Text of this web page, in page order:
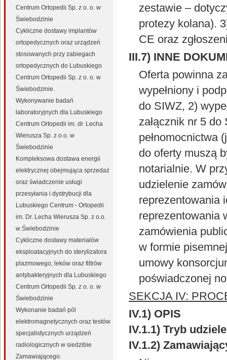
zestawie –
protezy kolana).
CE oraz
III.7) INNE
Oferta powinna
wypełniony i
do SIWZ, 2)
załącznik nr 5
pełnomocnictwa
do oferty muszą
notarialnie. W
udzielenie
reprezentowania
reprezentowania
zamówienia
w formie
umowy
poświadczonej
SEKCJA IV:
IV.1) OPIS
IV.1.1) Tryb
IV.1.2)
Centrum Ortopedii Sp. z o. o. w
Świebodzinie
Cykliczne dostawy implantów
ortopedycznych oraz urządzeń
stosowanych przy zabiegach
ortopedycznych do Lubuskiego
Centrum Ortopedii Sp. z o. o. w
Świebodzinie.
Wykonywanie badań
laboratoryjnych dla Lubuskiego
Centrum Ortopedii im. dr. Lecha
Wierusza Sp. z o.o. w
Świebodzinie
Kompleksowa dostawa energii
elektrycznej obejmująca sprzedaż
oraz świadczenie usługi
przesyłania i dystrybucji dla
Lubuskiego Centrum - Ortopedii
im. Dr. Lecha Wierusza Sp. z o.o.
w Świebodzinie
Cykliczne dostawy materiałów
eksploatacyjnych do sterylizatora
plazmowego, leków oraz filtrów
antybakteryjnych dla Lubuskiego
Centrum Ortopedii Sp. z o. o. w
Świebodzinie
Wykonanie badań pól
elektromagnetycznych oraz testów
specjalistycznych urządzeń
radiologicznych w siedzibie
Zamawiającego.